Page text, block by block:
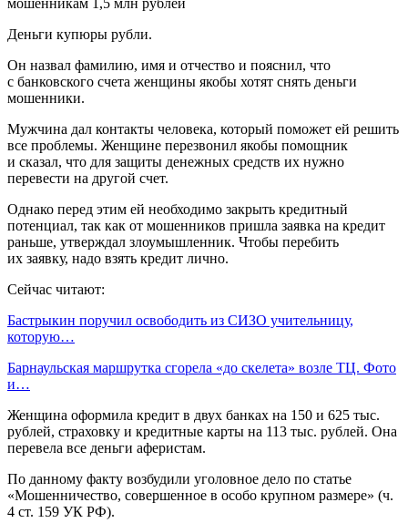
Деньги купюры рубли.
Он назвал фамилию, имя и отчество и пояснил, что
с банковского счета женщины якобы хотят снять деньги
мошенники.
Мужчина дал контакты человека, который поможет ей решить
все проблемы. Женщине перезвонил якобы помощник
и сказал, что для защиты денежных средств их нужно
перевести на другой счет.
Однако перед этим ей необходимо закрыть кредитный
потенциал, так как от мошенников пришла заявка на кредит
раньше, утверждал злоумышленник. Чтобы перебить
их заявку, надо взять кредит лично.
Сейчас читают:
Бастрыкин поручил освободить из СИЗО учительницу,
которую…
Барнаульская маршрутка сгорела «до скелета» возле ТЦ. Фото
и…
Женщина оформила кредит в двух банках на 150 и 625 тыс.
рублей, страховку и кредитные карты на 113 тыс. рублей. Она
перевела все деньги аферистам.
По данному факту возбудили уголовное дело по статье
«Мошенничество, совершенное в особо крупном размере» (ч.
4 ст. 159 УК РФ).